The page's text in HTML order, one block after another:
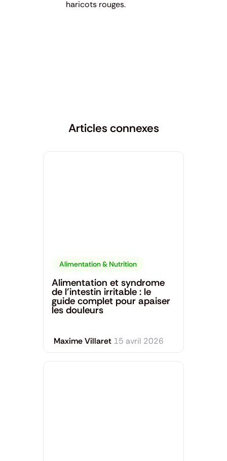
haricots rouges.
Articles connexes
Alimentation & Nutrition
Alimentation et syndrome
de l’intestin irritable : le
guide complet pour apaiser
les douleurs
Maxime Villaret 15 avril 2026